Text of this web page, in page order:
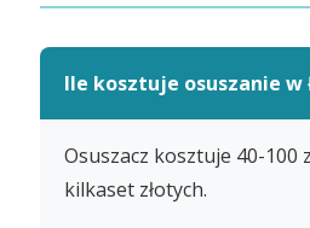
Ile kosztuje osuszanie w
Osuszacz kosztuje 40-100
kilkaset złotych.